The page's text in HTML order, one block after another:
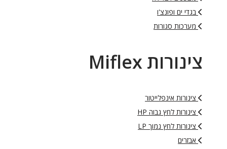
בגדי ים ופונצ'ו
מערכות סגורות
צינורות Miflex
צינורות אינפלייטור
צינורות לחץ גבוה HP
צינורות לחץ נמוך LP
אבזרים